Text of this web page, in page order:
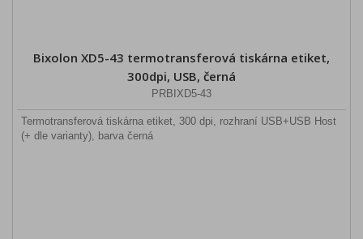
Bixolon XD5-43 termotransferová tiskárna etiket,
300dpi, USB, černá
PRBIXD5-43
Termotransferová tiskárna etiket, 300 dpi, rozhraní USB+USB Host
(+ dle varianty), barva černá